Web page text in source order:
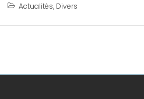
Actualités, Divers